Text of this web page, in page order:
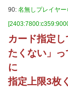
90: 名無しプレイヤ
カード指定
たくない」
に
指定上限3枚